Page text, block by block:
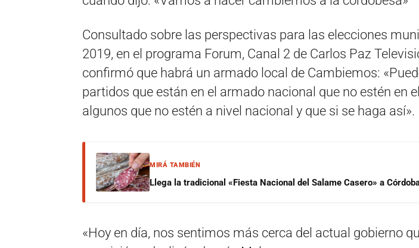
Consultado sobre las perspectivas para las elecciones
2019, en el programa Forum, Canal 2 de Carlos Paz
confirmó que habrá un armado local de Cambiemos:
partidos que están en el armado nacional que no estén en
algunos que no estén a nivel nacional y que si se haga así».
MIRÁ TAMBIÉN
Llega la tradicional «Fiesta Nacional del Salame Casero» a
«Hoy en día, nos sentimos más cerca del actual gobierno